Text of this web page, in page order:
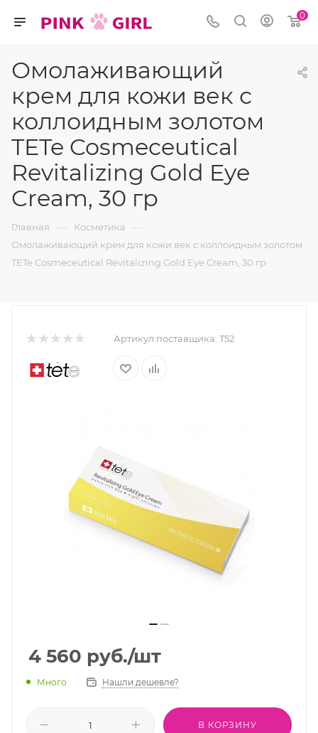
0
Омолаживающий
крем для кожи век с
коллоидным золотом
TETe Cosmeceutical
Revitalizing Gold Eye
Cream, 30 гр
Главная — Косметика —
Омолаживающий крем для кожи век с коллоидным золотом
TETe Cosmeceutical Revitalizing Gold Eye Cream, 30 гр
Артикул поставщика: T52
4 560 руб./шт
Много Нашли дешевле?
В КОРЗИНУ